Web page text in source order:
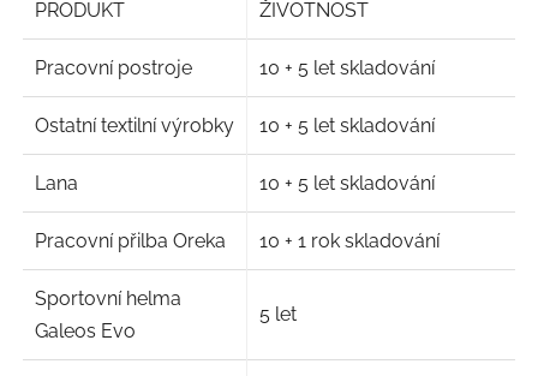
PRODUKT ŽIVOTNOST
Pracovní postroje 10 + 5 let skladování
Ostatní textilní výrobky 10 + 5 let skladování
Lana 10 + 5 let skladování
Pracovní přilba Oreka 10 + 1 rok skladování
Sportovní helma
Galeos Evo
5 let